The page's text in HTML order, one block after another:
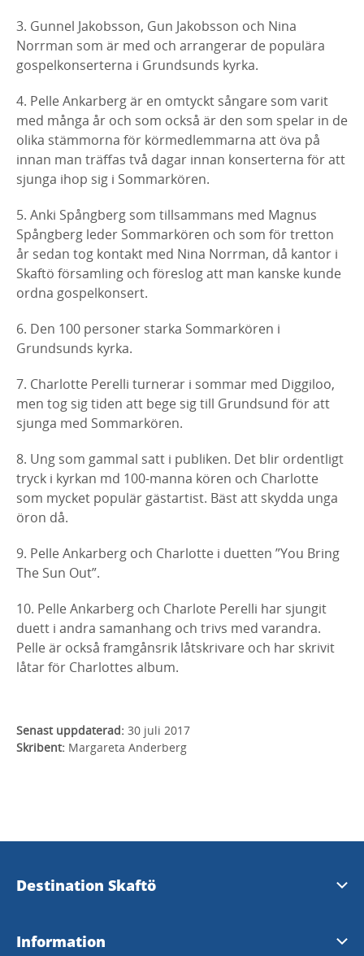
3. Gunnel Jakobsson, Gun Jakobsson och Nina
Norrman som är med och arrangerar de populära
gospelkonserterna i Grundsunds kyrka.
4. Pelle Ankarberg är en omtyckt sångare som varit
med många år och som också är den som spelar in de
olika stämmorna för körmedlemmarna att öva på
innan man träffas två dagar innan konserterna för att
sjunga ihop sig i Sommarkören.
5. Anki Spångberg som tillsammans med Magnus
Spångberg leder Sommarkören och som för tretton
år sedan tog kontakt med Nina Norrman, då kantor i
Skaftö församling och föreslog att man kanske kunde
ordna gospelkonsert.
6. Den 100 personer starka Sommarkören i
Grundsunds kyrka.
7. Charlotte Perelli turnerar i sommar med Diggiloo,
men tog sig tiden att bege sig till Grundsund för att
sjunga med Sommarkören.
8. Ung som gammal satt i publiken. Det blir ordentligt
tryck i kyrkan md 100-manna kören och Charlotte
som mycket populär gästartist. Bäst att skydda unga
öron då.
9. Pelle Ankarberg och Charlotte i duetten ”You Bring
The Sun Out”.
10. Pelle Ankarberg och Charlote Perelli har sjungit
duett i andra samanhang och trivs med varandra.
Pelle är också framgånsrik låtskrivare och har skrivit
låtar för Charlottes album.
Senast uppdaterad: 30 juli 2017
Skribent: Margareta Anderberg
Destination Skaftö
Kontakta oss
Information